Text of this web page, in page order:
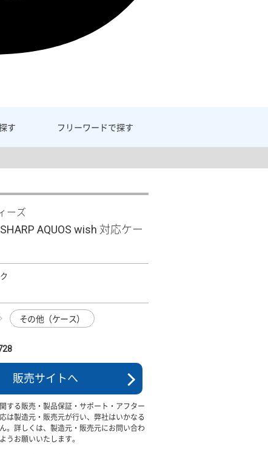
す フリーワードで探す
ーズ
AQUOS wish 対応ケー
その他（ケース）
販売サイトへ
する販売・製品保証・サポート・アフター
は製造元・販売元が行い、弊社はいかなる
。詳しくは、製造元・販売元にお問い合わ
うお願いいたします。